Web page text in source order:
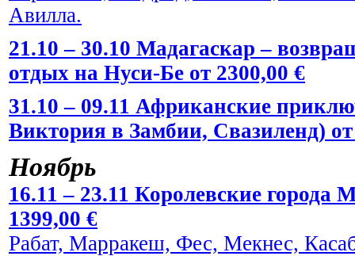
Авилла.
21.10 – 30.10 Мадагаскар –
отдых на Нуси-Бе от 2300,00 €
31.10 – 09.11 Африканские
Виктория в Замбии, Свазиленд) от
Ноябрь
16.11 – 23.11 Королевские
1399,00 €
Рабат, Марракеш, Фес, Мекнес,